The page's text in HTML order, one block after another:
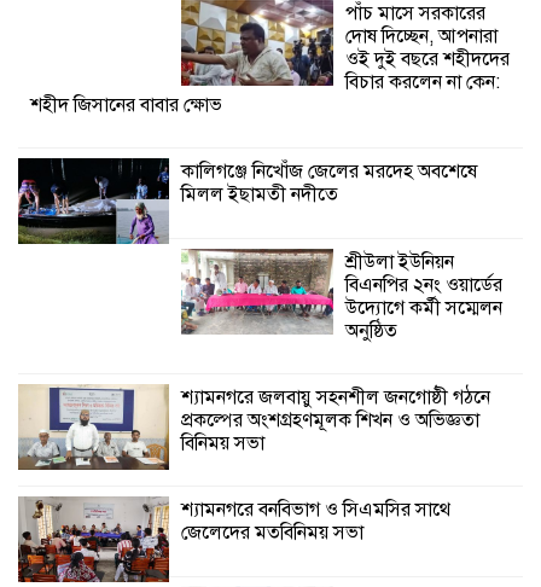
অনুষ্ঠিত
শ্যামনগরে জলবায়ু সহনশীল জনগোষ্ঠী গঠনে
প্রকল্পের অংশগ্রহণমূলক শিখন ও অভিজ্ঞতা
শ্যামনগরে বনবিভাগ ও সিএমসির সাথে
পাঁচ মাসে সরকারের
দোষ দিচ্ছেন, আপনারা
ওই দুই বছরে শহীদদের
বিচার করলেন না কেন:
শহীদ জিসানের বাবার ক্ষোভ
কালিগঞ্জে নিখোঁজ জেলের মরদেহ অবশেষে
মিলল ইছামতী নদীতে
শ্রীউলা ইউনিয়ন
বিএনপির ২নং ওয়ার্ডের
উদ্যোগে কর্মী সম্মেলন
অনুষ্ঠিত
শ্যামনগরে জলবায়ু সহনশীল জনগোষ্ঠী গঠনে
প্রকল্পের অংশগ্রহণমূলক শিখন ও অভিজ্ঞতা
বিনিময় সভা
শ্যামনগরে বনবিভাগ ও সিএমসির সাথে
জেলেদের মতবিনিময় সভা